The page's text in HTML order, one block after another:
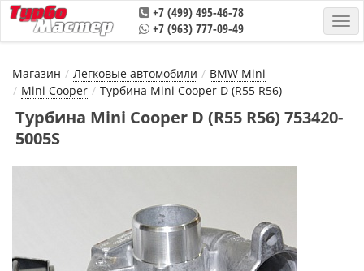
+7 (499) 495-46-78
+7 (963) 777-09-49
Магазин Легковые автомобили
BMW Mini
Mini Cooper
Турбина Mini Cooper D (R55 R56)
Турбина Mini Cooper D (R55 R56) 753420-
5005S